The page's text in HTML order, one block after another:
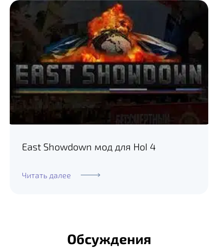
East Showdown мод для HoI 4
Читать далее
Обсуждения